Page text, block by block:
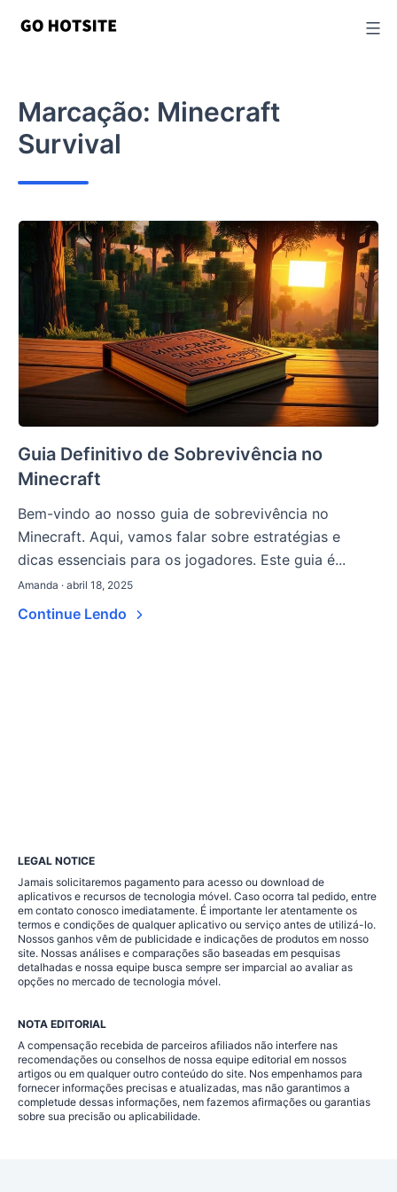
Marcação: Minecraft
Survival
Guia Definitivo de Sobrevivência no
Minecraft
Bem-vindo ao nosso guia de sobrevivência no
Minecraft. Aqui, vamos falar sobre estratégias e
dicas essenciais para os jogadores. Este guia é...
Amanda · abril 18, 2025
Continue Lendo
LEGAL NOTICE
Jamais solicitaremos pagamento para acesso ou download de
aplicativos e recursos de tecnologia móvel. Caso ocorra tal pedido, entre
em contato conosco imediatamente. É importante ler atentamente os
termos e condições de qualquer aplicativo ou serviço antes de utilizá-lo.
Nossos ganhos vêm de publicidade e indicações de produtos em nosso
site. Nossas análises e comparações são baseadas em pesquisas
detalhadas e nossa equipe busca sempre ser imparcial ao avaliar as
opções no mercado de tecnologia móvel.
NOTA EDITORIAL
A compensação recebida de parceiros afiliados não interfere nas
recomendações ou conselhos de nossa equipe editorial em nossos
artigos ou em qualquer outro conteúdo do site. Nos empenhamos para
fornecer informações precisas e atualizadas, mas não garantimos a
completude dessas informações, nem fazemos afirmações ou garantias
sobre sua precisão ou aplicabilidade.